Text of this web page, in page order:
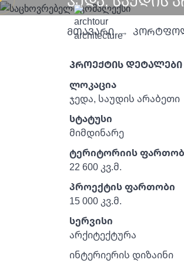
მთავარი
ᲞᲠᲝᲔᲥᲢᲘᲡ ᲓᲔᲢᲐᲚᲔᲑᲘ
ლოკაცია
ჯედა, საუდის არაბეთი
სტატუსი
მიმდინარე
ტერიტორიის
22 600 კვ.მ.
პროექტის ფართობი
15 000 კვ.მ.
სერვისი
არქიტექტურა
ინტერიერის დიზაინი